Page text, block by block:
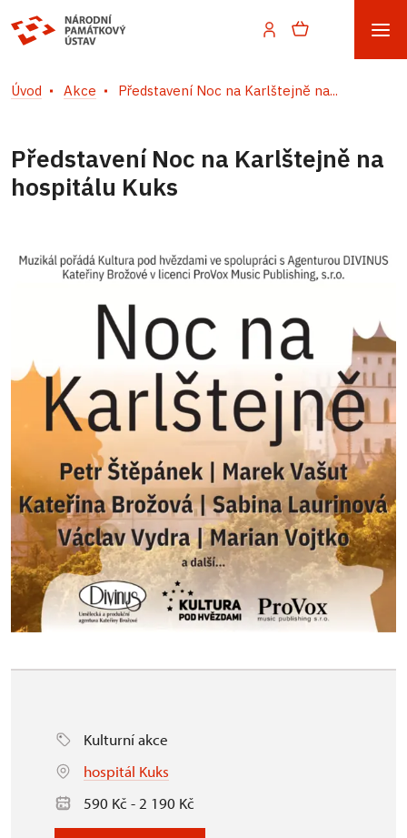
Úvod Akce Představení Noc na Karlštejně na...
Představení Noc na Karlštejně na
hospitálu Kuks
Kulturní akce
hospitál Kuks
590 Kč - 2 190 Kč